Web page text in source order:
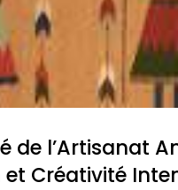
de l’Artisanat
Créativité